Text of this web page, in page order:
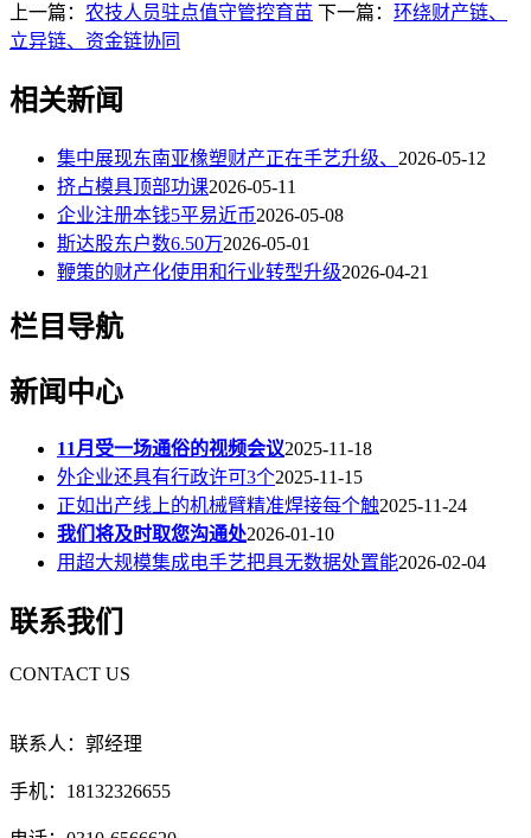
上一篇： 农技人员驻点值守管控育苗 下一篇： 环绕财产链、
立异链、资金链协同
相关新闻
集中展现东南亚橡塑财产正在手艺升级、 2026-05-12
挤占模具顶部功课2026-05-11
企业注册本钱5平易近币2026-05-08
斯达股东户数6.50万2026-05-01
鞭策的财产化使用和行业转型升级2026-04-21
栏目导航
新闻中心
11月受一场通俗的视频会议2025-11-18
外企业还具有行政许可3个2025-11-15
正如出产线上的机械臂精准焊接每个触2025-11-24
我们将及时取您沟通处2026-01-10
用超大规模集成电手艺把具无数据处置能2026-02-04
联系我们
CONTACT US
联系人：郭经理
手机：18132326655